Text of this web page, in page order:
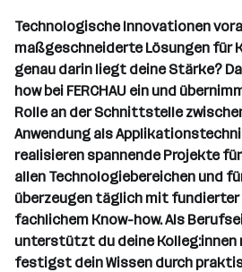
Technologische Innovationen
maßgeschneiderte Lösungen für
genau darin liegt deine Stärke?
how bei FERCHAU ein und
Rolle an der Schnittstelle
Anwendung als
realisieren spannende Projekte
allen Technologiebereichen und
überzeugen täglich mit fundierter
fachlichem Know-how. Als
unterstützt du deine Kolleg:innen
festigst dein Wissen durch